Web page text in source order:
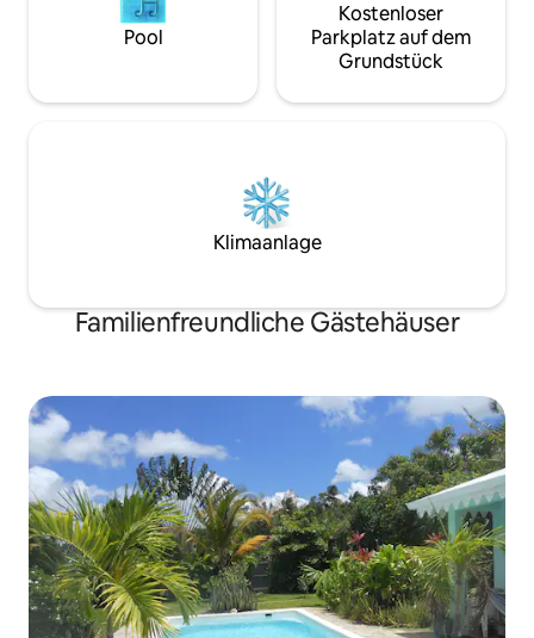
Pool
Kostenloser
Parkplatz auf dem
Grundstück
Klimaanlage
Familienfreundliche Gästehäuser